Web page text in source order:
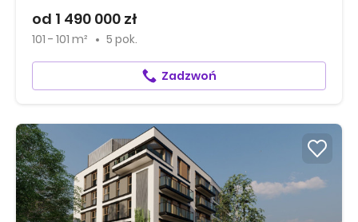
od 1 490 000 zł
101 - 101 m² 5 pok.
Zadzwoń